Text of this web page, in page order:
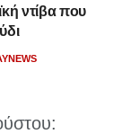
ντίβα που